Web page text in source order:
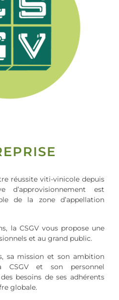
réussite viti-vinicole depuis
d’approvisionnement est
de la zone d’appellation
la CSGV vous propose une
et au grand public.
sa mission et son ambition
CSGV et son personnel
besoins de ses adhérents
globale.